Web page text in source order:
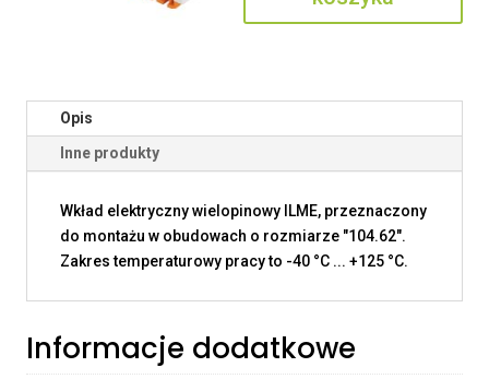
Opis
Inne produkty
Wkład elektryczny wielopinowy ILME, przeznaczony
do montażu w obudowach o rozmiarze "104.62".
Zakres temperaturowy pracy to -40 °C ... +125 °C.
Informacje dodatkowe